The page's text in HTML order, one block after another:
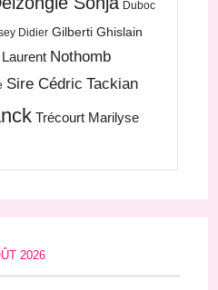
Duboc
Didier Gilberti Ghislain
Nothomb
Sire Cédric Tackian
Trécourt Marilyse
2026